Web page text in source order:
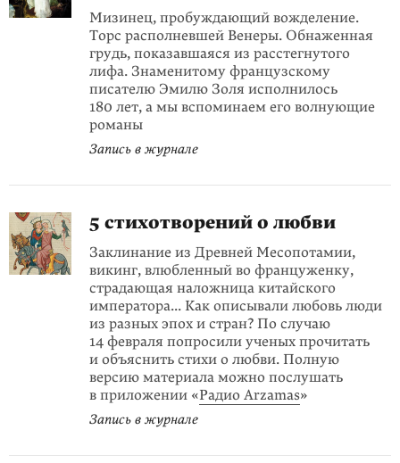
Мизинец, пробуждающий вожделение.
Торс располневшей Венеры. Обнаженная
грудь, показавшаяся из расстегнутого
лифа. Знаменитому французскому
писателю Эмилю Золя исполнилось
180 лет, а мы вспоминаем его волнующие
романы
Запись в журнале
5 стихотворений о любви
Заклинание из Древней Месопотамии,
викинг, влюбленный во француженку,
страдающая наложница китайского
императора... Как описывали любовь люди
из разных эпох и стран? По случаю
14 февраля попросили ученых прочитать
и объяснить стихи о любви. Полную
версию материала можно послушать
в приложении «Радио Arzamas»
Запись в журнале